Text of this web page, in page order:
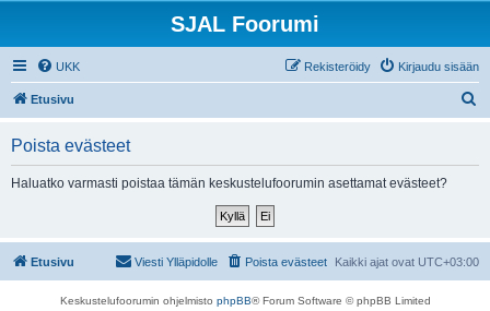
SJAL Foorumi
UKK Kirjaudu sisään
Rekisteröidy
Etusivu
Poista evästeet
Haluatko varmasti poistaa tämän keskustelufoorumin asettamat evästeet?
Etusivu Kaikki ajat ovat UTC+03:00
Poista evästeet
Viesti Ylläpidolle
Keskustelufoorumin ohjelmisto phpBB® Forum Software © phpBB Limited